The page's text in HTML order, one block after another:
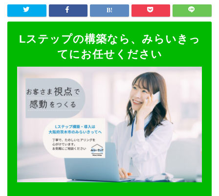
Lステップの構築なら、みらいきっ
てにお任せください